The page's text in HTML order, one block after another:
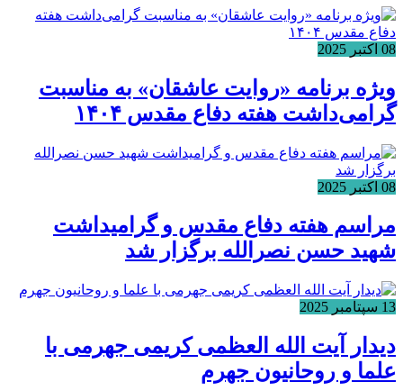
08 اکتبر 2025
ویژه برنامه «روایت عاشقان» به مناسبت
گرامی‌داشت هفته دفاع مقدس ۱۴۰۴
08 اکتبر 2025
مراسم هفته دفاع مقدس و گرامیداشت
شهید حسن نصرالله برگزار شد
13 سپتامبر 2025
دیدار آیت الله العظمی کریمی جهرمی با
علما و روحانیون جهرم